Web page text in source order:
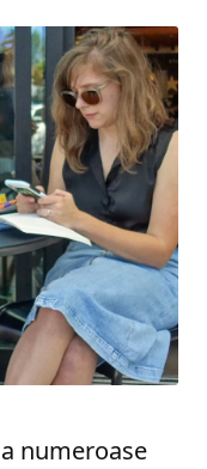
numeroase